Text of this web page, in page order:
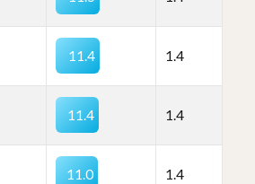
11.4 1.4
11.4 1.4
11.0 1.4